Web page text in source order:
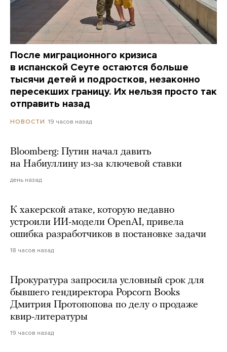
После миграционного кризиса
в испанской Сеуте остаются больше
тысячи детей и подростков, незаконно
пересекших границу. Их нельзя просто так
отправить назад
НОВОСТИ 19 часов назад
Bloomberg: Путин начал давить
на Набиуллину из-за ключевой ставки
день назад
К хакерской атаке, которую недавно
устроили ИИ-модели OpenAI, привела
ошибка разработчиков в постановке задачи
18 часов назад
Прокуратура запросила условный срок для
бывшего гендиректора Popcorn Books
Дмитрия Протопопова по делу о продаже
квир-литературы
19 часов назад